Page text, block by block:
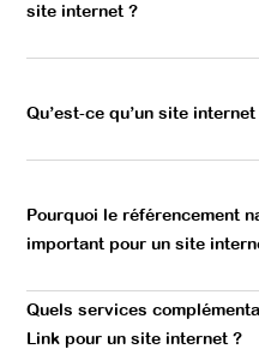
site internet ?
Qu’est-ce qu’un site
Pourquoi le référencement
important pour un site
Quels services
Link pour un site internet ?